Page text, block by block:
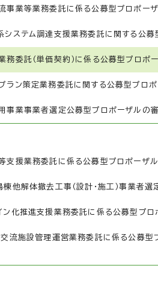
事業等業務委託に係る公募型プロポー
ステム調達支援業務委託に関する公募
務委託（単価契約）に係る公募型プロポ
ラン策定業務委託に関する公募型プロ
事業事業者選定公募型プロポーザルの
支援業務委託に係る公募型プロポーザ
他解体撤去工事（設計・施工）事業者
ン化推進支援業務委託に係る公募型プロ
交流施設管理運営業務委託に係る公募型